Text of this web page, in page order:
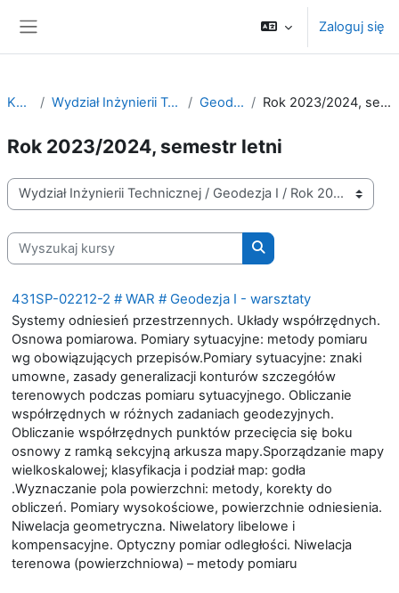
Zaloguj się
Kursy Wydział Inżynierii Technicznej Geodezja I Rok 2023/2024, semestr letni
Rok 2023/2024, semestr letni
Kategorie kursów
Wyszukaj kursy
Wyszukaj kursy
431SP-02212-2 # WAR # Geodezja I - warsztaty
Systemy odniesień przestrzennych. Układy współrzędnych.
Osnowa pomiarowa. Pomiary sytuacyjne: metody pomiaru
wg obowiązujących przepisów.Pomiary sytuacyjne: znaki
umowne, zasady generalizacji konturów szczegółów
terenowych podczas pomiaru sytuacyjnego. Obliczanie
współrzędnych w różnych zadaniach geodezyjnych.
Obliczanie współrzędnych punktów przecięcia się boku
osnowy z ramką sekcyjną arkusza mapy.Sporządzanie mapy
wielkoskalowej; klasyfikacja i podział map: godła
.Wyznaczanie pola powierzchni: metody, korekty do
obliczeń. Pomiary wysokościowe, powierzchnie odniesienia.
Niwelacja geometryczna. Niwelatory libelowe i
kompensacyjne. Optyczny pomiar odległości. Niwelacja
terenowa (powierzchniowa) – metody pomiaru